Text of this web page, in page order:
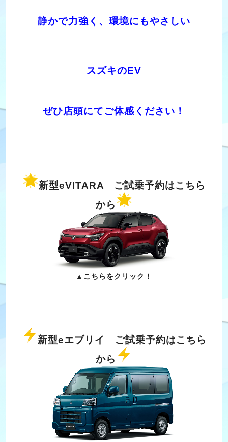
静かで力強く、環境にもやさしい
スズキのEV
ぜひ店頭にてご体感ください！
新型eVITARA ご試乗予約はこちら
から
▲こちらをクリック！
新型eエブリイ ご試乗予約はこちら
から